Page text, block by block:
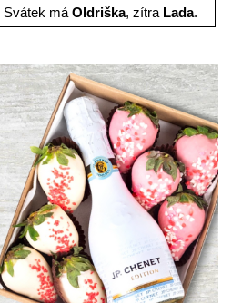
Svátek má Oldriška, zítra Lada.